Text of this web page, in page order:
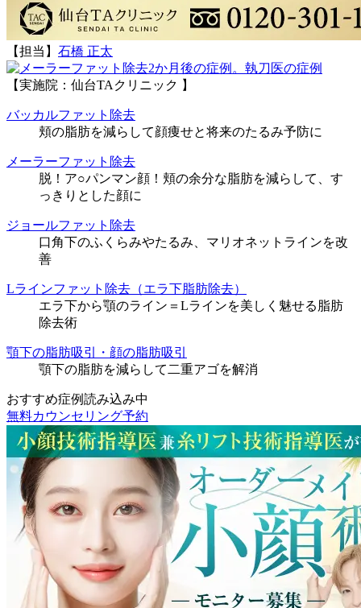
【担当】 石橋 正太
執刀医の症例
【実施院：仙台TAクリニック 】
バッカルファット除去
頬の脂肪を減らして顔痩せと将来のたるみ予防に
メーラーファット除去
脱！ア○パンマン顔！頬の余分な脂肪を減らして、す
っきりとした顔に
ジョールファット除去
口角下のふくらみやたるみ、マリオネットラインを改
善
Lラインファット除去（エラ下脂肪除去）
エラ下から顎のライン＝Lラインを美しく魅せる脂肪
除去術
顎下の脂肪吸引・顔の脂肪吸引
顎下の脂肪を減らして二重アゴを解消
おすすめ症例読み込み中
無料カウンセリング予約